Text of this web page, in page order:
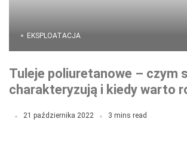
EKSPLOATACJA
Tuleje poliuretanowe – czym
charakteryzują i kiedy warto
21 października 2022 3 mins read